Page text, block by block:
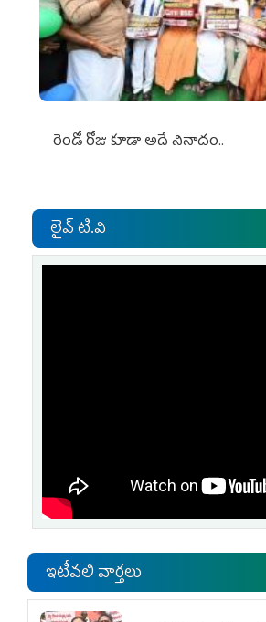
రెండో రోజు కూడా అదే నినాదం..
లైవ్ టి.వి
ఇటీవలి వార్తలు